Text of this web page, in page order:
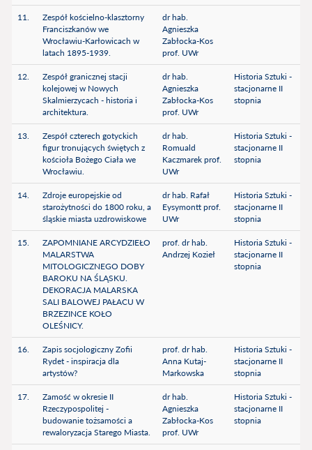
11.
Zespół kościelno-klasztorny
Franciszkanów we
Wrocławiu-Karłowicach w
latach 1895-1939.
dr hab.
Agnieszka
Zabłocka-Kos
prof. UWr
12.
Zespół granicznej stacji
kolejowej w Nowych
Skalmierzycach - historia i
architektura.
dr hab.
Agnieszka
Zabłocka-Kos
prof. UWr
Historia Sztuki -
stacjonarne II
stopnia
13.
Zespół czterech gotyckich
figur tronujących świętych z
kościoła Bożego Ciała we
Wrocławiu.
dr hab.
Romuald
Kaczmarek prof.
UWr
Historia Sztuki -
stacjonarne II
stopnia
14.
Zdroje europejskie od
starożytności do 1800 roku, a
śląskie miasta uzdrowiskowe
dr hab. Rafał
Eysymontt prof.
UWr
Historia Sztuki -
stacjonarne II
stopnia
15.
ZAPOMNIANE ARCYDZIEŁO
MALARSTWA
MITOLOGICZNEGO DOBY
BAROKU NA ŚLĄSKU.
DEKORACJA MALARSKA
SALI BALOWEJ PAŁACU W
BRZEZINCE KOŁO
OLEŚNICY.
prof. dr hab.
Andrzej Kozieł
Historia Sztuki -
stacjonarne II
stopnia
16.
Zapis socjologiczny Zofii
Rydet - inspiracja dla
artystów?
prof. dr hab.
Anna Kutaj-
Markowska
Historia Sztuki -
stacjonarne II
stopnia
17.
Zamość w okresie II
Rzeczypospolitej -
budowanie tożsamości a
rewaloryzacja Starego Miasta.
dr hab.
Agnieszka
Zabłocka-Kos
prof. UWr
Historia Sztuki -
stacjonarne II
stopnia